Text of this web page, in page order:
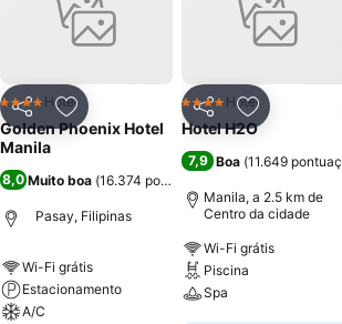
PartilharAdicionar aos favoritos
4 EstrelasHotel
Golden Phoenix Hotel
Manila
8,0 Muito boa (16.374 pontuações
Pasay, Filipinas
Wi-Fi grátis
Estacionamento
A/C
PartilharAdicionar
4 EstrelasHotel
Hotel H2O
7,9 Boa (11.649
Manila, a 2.5 km de
Centro da cidade
Wi-Fi grátis
Piscina
Spa